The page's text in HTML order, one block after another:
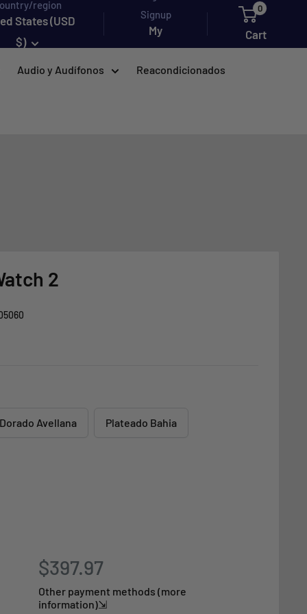
region
States (USD
$)
Signup
My
account
0
Cart
Audio y Audífonos Reacondicionados
2
Dorado Avellana Plateado Bahia
$397.97
Other payment methods (more
information)⇲